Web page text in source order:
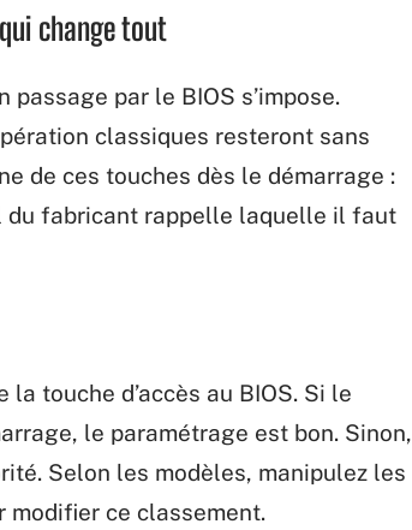
change tout
par le BIOS s’impose.
classiques resteront sans
de ces touches dès le démarrage :
du fabricant rappelle laquelle il faut
touche d’accès au BIOS. Si le
le paramétrage est bon. Sinon,
Selon les modèles, manipulez les
ce classement.